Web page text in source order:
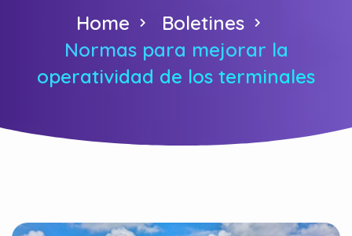
Home
Boletines
Normas para mejorar la
operatividad de los terminales